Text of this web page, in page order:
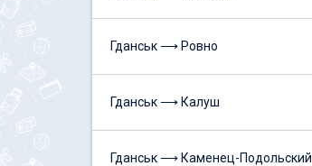
Гданськ ⟶ Ровно
Гданськ ⟶ Калуш
Гданськ ⟶ Каменец-Подольский